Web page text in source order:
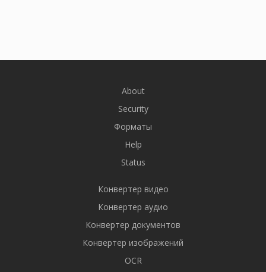
About
Security
Форматы
Help
Status
Конвертер видео
Конвертер аудио
Конвертер документов
Конвертер изображений
OCR